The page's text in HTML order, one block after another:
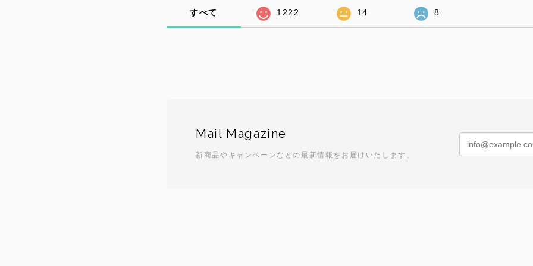
すべて 1222 14 8
Mail Magazine
新商品やキャンペーンなどの最新情報をお届けいたします。